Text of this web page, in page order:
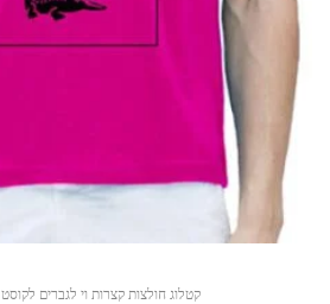
קטלוג חולצות קצרות וי לגברים לקוסט LACOSTE